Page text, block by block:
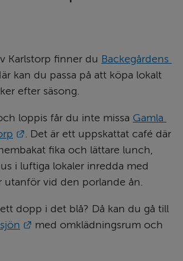
Karlstorp finner du Backegårdens
till annan webbplats.
kan du passa på att köpa lokalt
efter säsong.
loppis får du inte missa Gamla
Länk till annan webbplats.
. Det är ett uppskattat café där
fika och lättare lunch,
i luftiga lokaler inredda med
utanför vid den porlande ån.
Länk till annan webbplats.
med omklädningsrum och